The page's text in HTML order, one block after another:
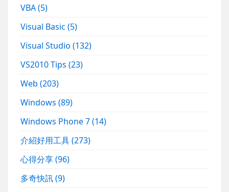
VBA(5)
Visual Basic(5)
Visual Studio(132)
VS2010 Tips(23)
Web(203)
Windows(89)
Windows Phone 7(14)
介紹好用工具(273)
心得分享(96)
多奇快訊(9)